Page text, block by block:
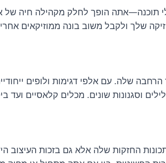
שלך ולקבל משוב בונה ממוזיקאים
וסגנונות שונים. מכלים קלאסיים